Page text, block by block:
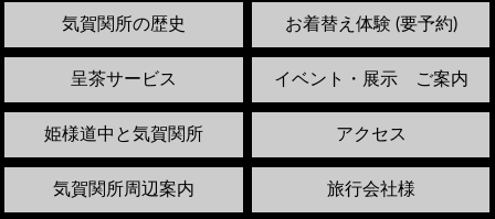
気賀関所の歴史 お着替え体験 (要予約)
呈茶サービス イベント・展示 ご案内
姫様道中と気賀関所 アクセス
気賀関所周辺案内 旅行会社様